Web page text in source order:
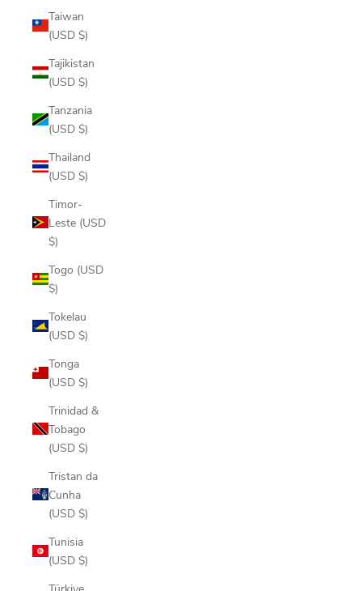
Taiwan
(USD $)
Tajikistan
(USD $)
Tanzania
(USD $)
Thailand
(USD $)
Timor-
Leste (USD
$)
Togo (USD
$)
Tokelau
(USD $)
Tonga
(USD $)
Trinidad &
Tobago
(USD $)
Tristan da
Cunha
(USD $)
Tunisia
(USD $)